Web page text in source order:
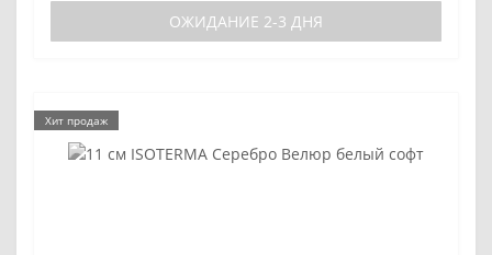
ОЖИДАНИЕ 2-3 ДНЯ
Хит продаж